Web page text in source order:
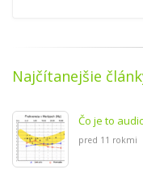
Najčítanejšie
Čo je to
pred 11 rokmi